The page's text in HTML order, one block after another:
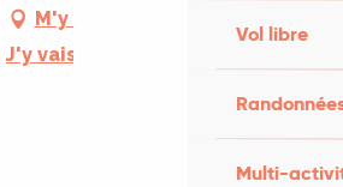
Vol libre
Multi-
M'y rendre
J'y vais en train !